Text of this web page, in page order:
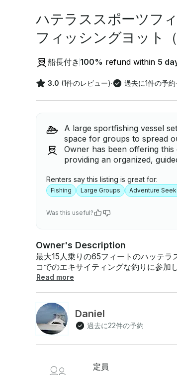
ハテラススポーツフ
フィッシングヨット
船長付き 100% refund within 5
3.0 (1件のレビュー)· 過去に1件の予約·
A large sportfishing vessel
space for groups to spread
Owner has been offering
providing an organized,
Renters say this listing is great for:
Fishing Large Groups Adventure
Was this useful?
Owner's Description
最大15人乗りの65フィートのハッテ
コでのエキサイティングな釣りに参加してください。 15人以上の乗客
100ドルです。 *料金オプション* 1 時間あたり:1 時間あたり 660 ドルという低価格 (最低 5 時間)
なフィッシングチャーターです。 さまざまな種類の魚を捕まえるチャンスがある、一生に一度のフ
ィッシングチャーターに備えましょう
タックルが付いています。出発地はマ
Read more
Daniel
過去に22件の予約
定員